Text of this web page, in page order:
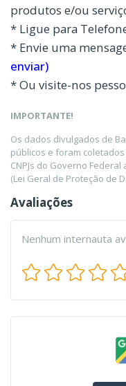
produtos e/ou
* Ligue para
* Envie uma
enviar)
* Ou visite-nos
IMPORTANTE!
Os dados divulgados de
públicos e foram
CNPJs do Governo
(Lei Geral de Proteção de
Avaliações
Nenhum internauta